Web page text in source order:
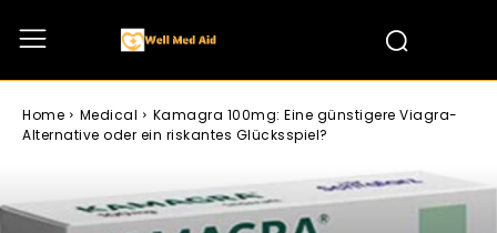
Home Medical
Kamagra 100mg: Eine günstigere Viagra-
Alternative oder ein riskantes Glücksspiel?